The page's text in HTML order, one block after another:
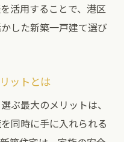
活用することで、港区
した新築一戸建て選び
ットとは
ぶ最大のメリットは、
同時に手に入れられる